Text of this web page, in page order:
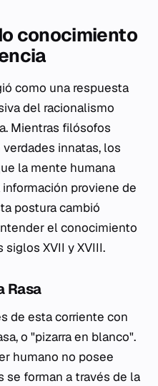
conocimiento
como una respuesta
del racionalismo
Mientras filósofos
innatas, los
la mente humana
proviene de
postura cambió
el conocimiento
XVII y XVIII.
Rasa
de esta corriente con
, o "pizarra en blanco".
humano no posee
se forman a través de la